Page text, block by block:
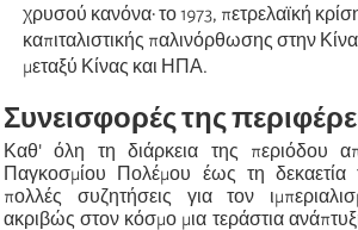
χρυσού κανόνα· το 1973, πετρελαϊκή
καπιταλιστικής παλινόρθωσης στην
μεταξύ Κίνας και ΗΠΑ.
Συνεισφορές της
Καθ' όλη τη διάρκεια της περιόδου
Παγκοσμίου Πολέμου έως τη δεκαετία
πολλές συζητήσεις για τον
ακριβώς στον κόσμο μια τεράστια